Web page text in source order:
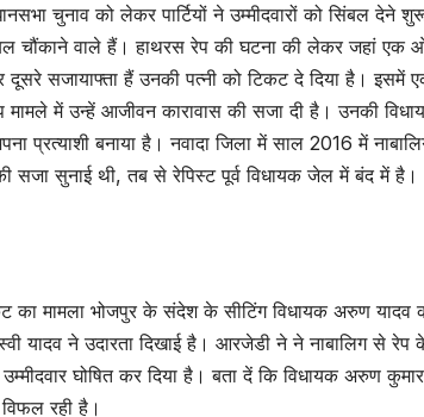
चुनाव को लेकर पार्टियों ने उम्मीदवारों को सिंबल
चौंकाने वाले हैं। हाथरस रेप की घटना की लेकर जहां एक
सजायाफ्ता हैं उनकी पत्नी को टिकट दे दिया है। इसमें
मामले में उन्हें आजीवन कारावास की सजा दी है। उनकी
प्रत्याशी बनाया है। नवादा जिला में साल 2016 में
सजा सुनाई थी, तब से रेपिस्ट पूर्व विधायक जेल में बंद में है।
का मामला भोजपुर के संदेश के सीटिंग विधायक अरुण
यादव ने उदारता दिखाई है। आरजेडी ने ने नाबालिग से
घोषित कर दिया है। बता दें कि विधायक अरुण
रही है।